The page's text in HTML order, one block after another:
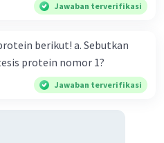
Jawaban terverifikasi
a. Sebutkan
protein nomor 1?
Jawaban terverifikasi